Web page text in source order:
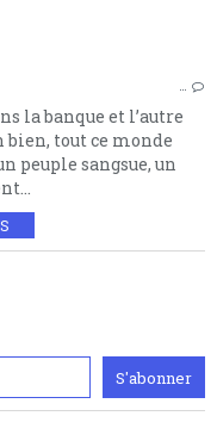
…
la banque et l’autre
tout ce monde
peuple sangsue, un